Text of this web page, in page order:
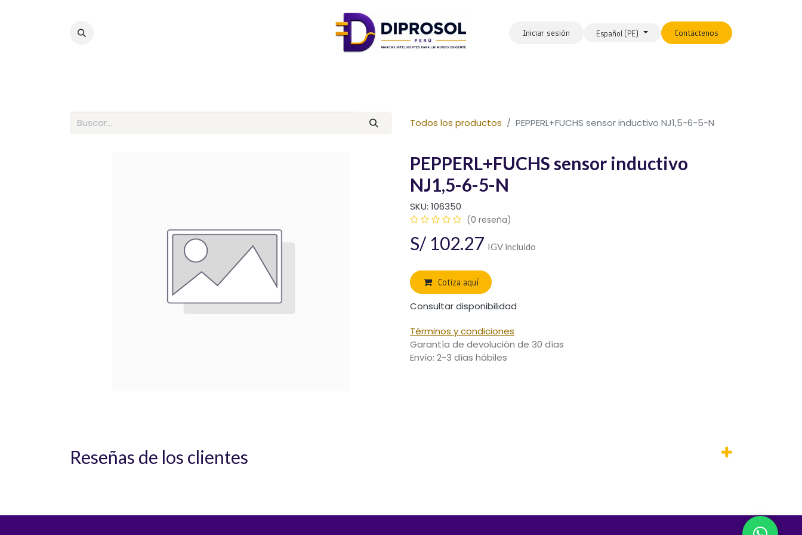
Iniciar sesión Español (PE) Contáctenos
Todos los productos PEPPERL+FUCHS sensor inductivo NJ1,5-6-5-N
PEPPERL+FUCHS sensor inductivo
NJ1,5-6-5-N
SKU: 106350
(0 reseña)
S/ 102.27 IGV incluido
Cotiza aquí
Consultar disponibilidad
Términos y condiciones
Garantía de devolución de 30 días
Envío: 2-3 días hábiles
Reseñas de los clientes